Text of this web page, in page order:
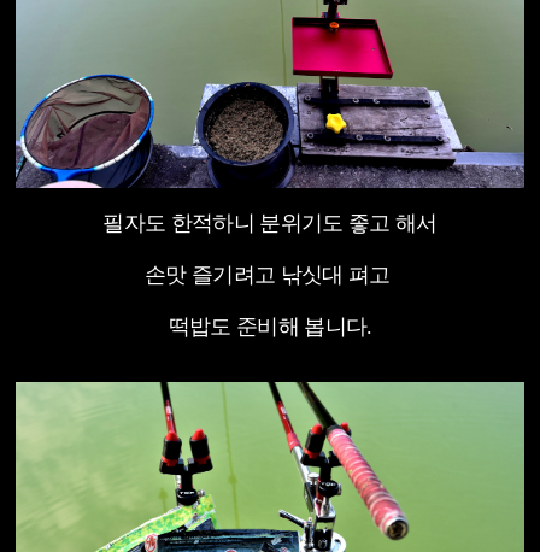
필자도 한적하니 분위기도 좋고 해서
손맛 즐기려고 낚싯대 펴고
떡밥도 준비해 봅니다.